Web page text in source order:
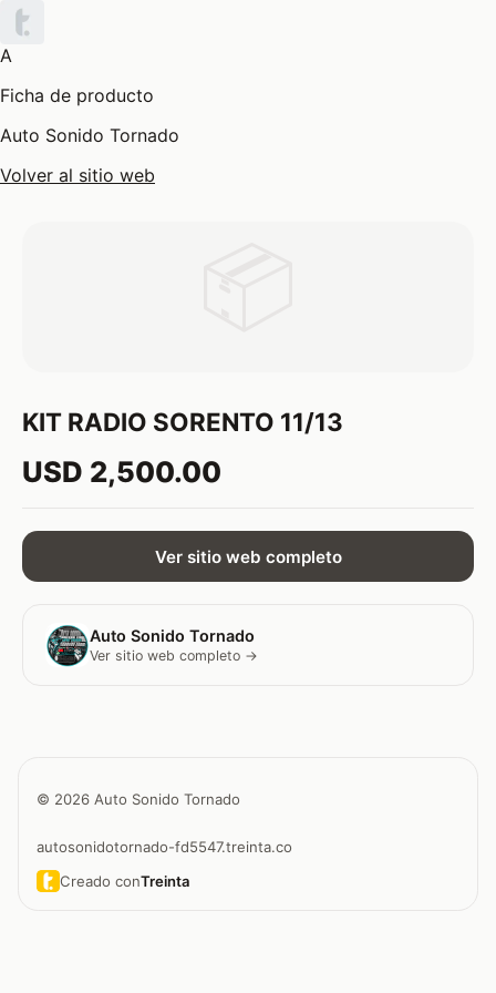
A
Ficha de producto
Auto Sonido Tornado
Volver al sitio web
KIT RADIO SORENTO 11/13
USD 2,500.00
Ver sitio web completo
Auto Sonido Tornado
Ver sitio web completo →
© 2026 Auto Sonido Tornado
autosonidotornado-fd5547.treinta.co
Creado conTreinta